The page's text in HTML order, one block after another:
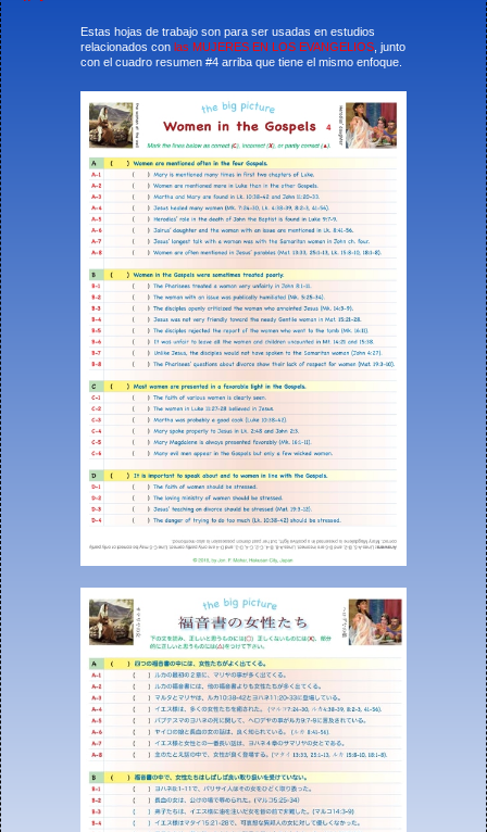
Estas hojas de trabajo son para ser usadas en estudios
relacionados con las MUJERES EN LOS EVANGELIOS , junto
con el cuadro resumen #4 arriba que tiene el mismo enfoque.